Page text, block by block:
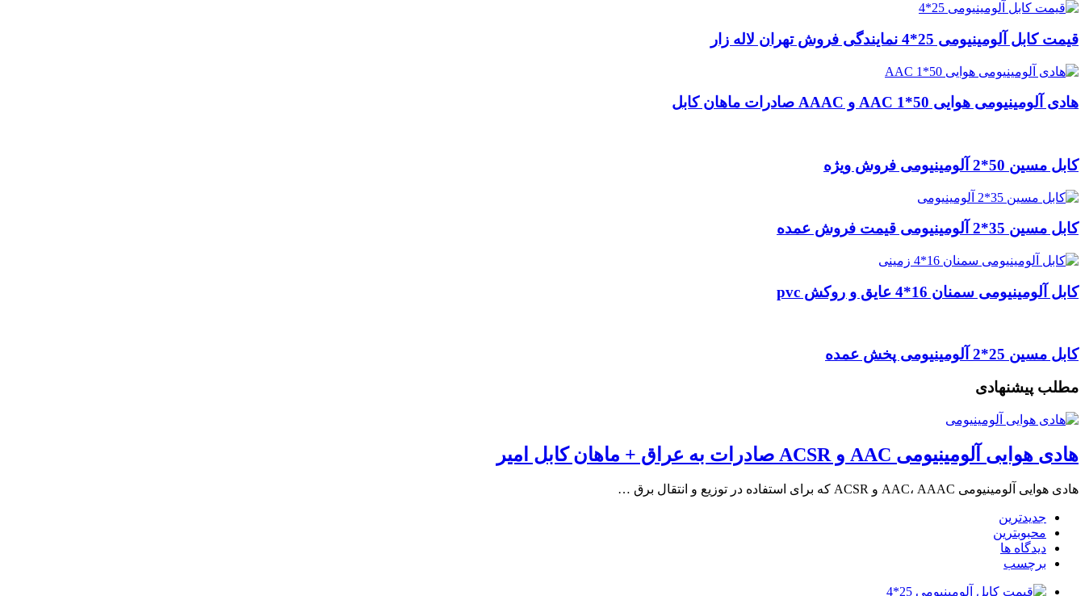
قیمت کابل آلومینیومی 25*4 نمایندگی فروش تهران لاله زار
هادی آلومینیومی هوایی 50*1 AAC و AAAC صادرات ماهان کابل
کابل مسین 50*2 آلومینیومی فروش ویژه
کابل مسین 35*2 آلومینیومی قیمت فروش عمده
کابل آلومینیومی سمنان 16*4 عایق و روکش pvc
کابل مسین 25*2 آلومینیومی پخش عمده
مطلب پیشنهادی
هادی هوایی آلومینیومی AAC و ACSR صادرات به عراق + ماهان کابل امیر
هادی هوایی آلومینیومی AAC، AAAC و ACSR که برای استفاده در توزیع و انتقال برق …
جدیدترین
محبوبترین
دیدگاه ها
برچسب